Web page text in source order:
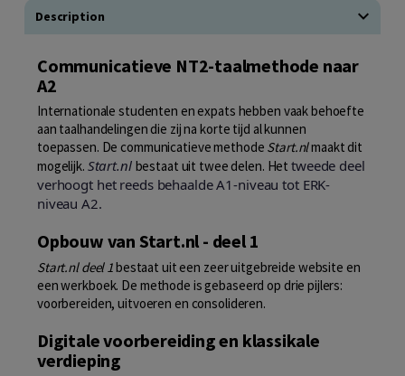
Description
Communicatieve NT2-taalmethode naar
A2
Internationale studenten en expats hebben vaak behoefte
aan taalhandelingen die zij na korte tijd al kunnen
toepassen. De communicatieve methode Start.nlmaakt dit
mogelijk. Start.nl bestaat uit twee delen. Hettweede deel
verhoogt het reeds behaalde A1-niveau tot ERK-
niveau A2.
Opbouw van Start.nl - deel 1
Start.nl deel 1bestaat uit een zeer uitgebreide website en
een werkboek. De methode is gebaseerd op drie pijlers:
voorbereiden, uitvoeren en consolideren.
Digitale voorbereiding en klassikale
verdieping